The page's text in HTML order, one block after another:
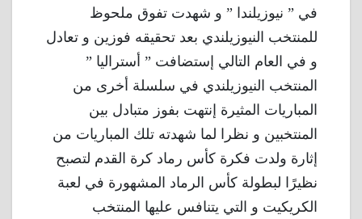
في ” نيوزيلندا ” و شهدت تفوق ملحوظ
للمنتخب النيوزيلندي بعد تحقيقه فوزين و تعادل
و في العام التالي إستضافت ” أستراليا ”
المنتخب النيوزيلندي في سلسلة أخرى من
المباريات المثيرة إنتهت بفوز متبادل بين
المنتخبين و نظرا لما شهدته تلك المباريات من
إثارة ولدت فكرة كأس رماد كرة القدم لتصبح
نظيرًا لبطولة كأس الرماد المشهورة في لعبة
الكريكيت و التي يتنافس عليها المنتخب